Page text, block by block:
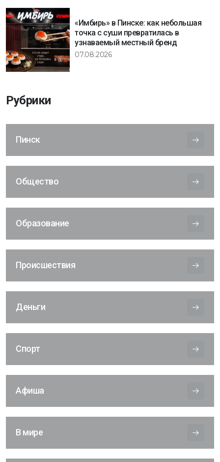
«Имбирь» в Пинске: как небольшая
точка с суши превратилась в
узнаваемый местный бренд
07.08.2026
Рубрики
Пинск
Общество
Образование
Происшествия
Деньги
Спорт
Афиша
В мире